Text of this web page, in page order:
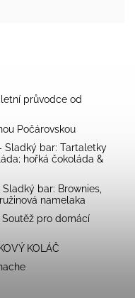
průvodce od
Počárovskou
Sladký bar: Tartaletky
hořká čokoláda &
bar: Brownies,
namelaka
pro domácí
KOLÁČ